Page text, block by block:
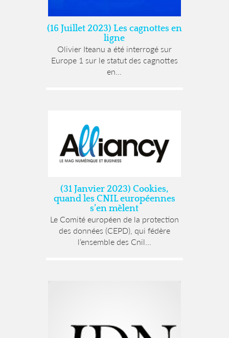
(16 Juillet 2023) Les cagnottes en
ligne
Olivier Iteanu a été interrogé sur
Europe 1 sur le statut des cagnottes
en...
(31 Janvier 2023) Cookies,
quand les CNIL européennes
s’en mèlent
Le Comité européen de la protection
des données (CEPD), qui fédère
l’ensemble des Cnil...